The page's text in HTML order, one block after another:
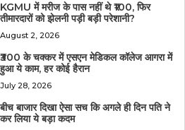
KGMU में मरीज के पास नहीं थे ₹100, फिर
तीमारदारों को झेलनी पड़ी बड़ी परेशानी?
August 2, 2026
₹300 के चक्कर में एसएन मेडिकल कॉलेज आगरा में
हुआ ये काम, हर कोई हैरान
July 28, 2026
बीच बाजार दिखा ऐसा सच कि अगले ही दिन पति ने
कर लिया ये बड़ा कदम